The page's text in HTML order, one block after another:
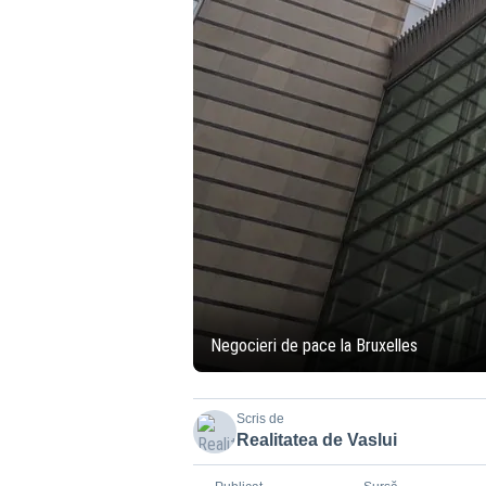
Negocieri de pace la Bruxelles
Scris de
Realitatea de Vaslui